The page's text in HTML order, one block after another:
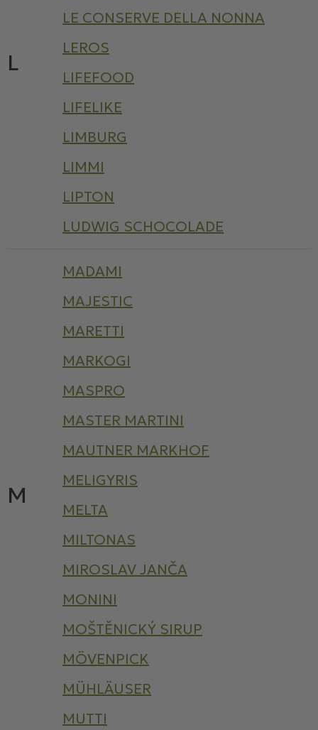
L
LE CONSERVE DELLA NONNA
LEROS
LIFEFOOD
LIFELIKE
LIMBURG
LIMMI
LIPTON
LUDWIG SCHOCOLADE
M
MADAMI
MAJESTIC
MARETTI
MARKOGI
MASPRO
MASTER MARTINI
MAUTNER MARKHOF
MELIGYRIS
MELTA
MILTONAS
MIROSLAV JANČA
MONINI
MOŠTĚNICKÝ SIRUP
MÖVENPICK
MÜHLÄUSER
MUTTI